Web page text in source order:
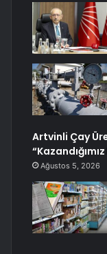
Artvinli Çay
Ağustos 5, 2026